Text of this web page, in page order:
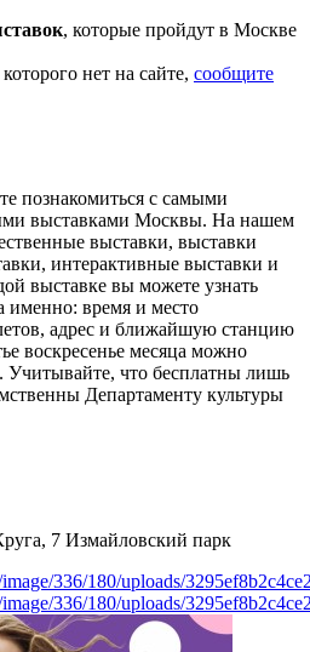
, которые пройдут в Москве
нет на сайте, сообщите
познакомиться с самыми
выставками Москвы. На нашем
выставки, выставки
интерактивные выставки и
выставке вы можете узнать
время и место
адрес и ближайшую станцию
воскресенье месяца можно
Учитывайте, что бесплатны лишь
Департаменту культуры
7 Измайловский парк
336/180/uploads/
336/180/uploads/